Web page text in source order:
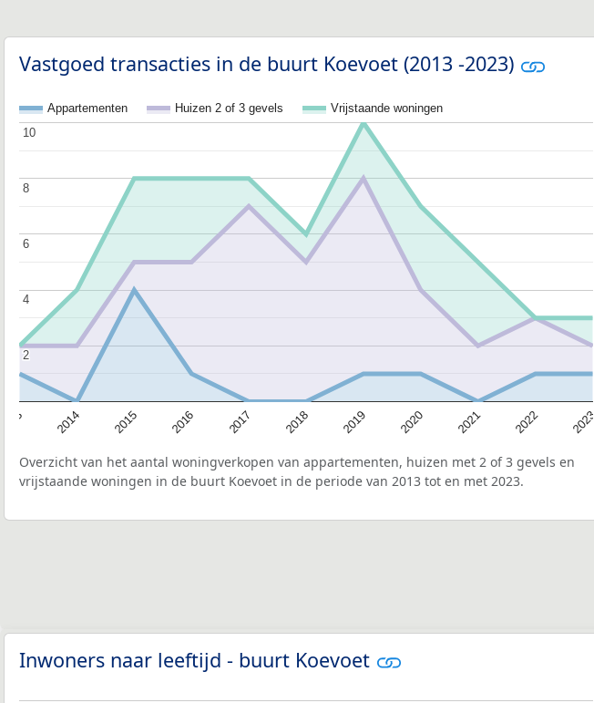
Vastgoed transacties in de buurt Koevoet (2013 -2023)
Appartementen Huizen 2 of 3 gevels Vrijstaande woningen
2014 2015 2016 2017 2018 2019 2020 2021 2022 2023
2
2
4
4
6
6
8
8
10
10
Overzicht van het aantal woningverkopen van appartementen, huizen met 2 of 3 gevels en
vrijstaande woningen in de buurt Koevoet in de periode van 2013 tot en met 2023.
Inwoners naar leeftijd - buurt Koevoet